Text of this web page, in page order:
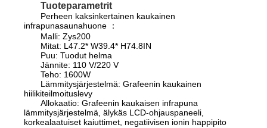
Tuoteparametrit
Perheen kaksinkertainen kaukainen
infrapunasaunahuone ：
Malli: Zys200
Mitat: L47.2* W39.4* H74.8IN
Puu: Tuodut helma
Jännite: 110 V/220 V
Teho: 1600W
Lämmitysjärjestelmä: Grafeenin kaukainen
hiilikiteilmoituslevy
Allokaatio: Grafeenin kaukaisen infrapuna
lämmitysjärjestelmä, älykäs LCD-ohjauspaneeli,
korkealaatuiset kaiuttimet, negatiivisen ionin happipito